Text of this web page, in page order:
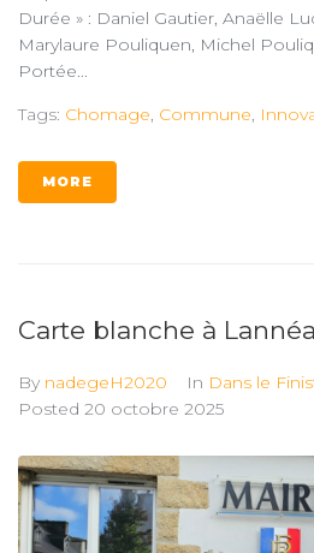
Durée » : Daniel Gautier, Anaëlle
Marylaure Pouliquen, Michel
Portée...
Tags: Chomage, Commune,
MORE
Carte blanche à
By nadegeH2020 In Dans le
Posted 20 octobre 2025